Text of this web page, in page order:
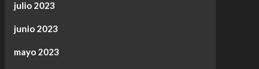
julio 2023
junio 2023
mayo 2023